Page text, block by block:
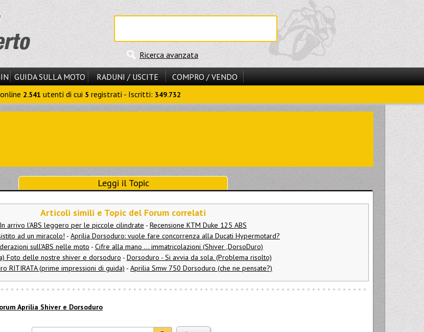
Ricerca avanzata
GUIDA SULLA MOTO RADUNI / USCITE
COMPRO / VENDO
2.541 utenti di cui 5 registrati - Iscritti: 349.732
Leggi il Topic
Articoli simili e Topic del Forum correlati
In arrivo l'ABS leggero per le piccole cilindrate - Recensione KTM Duke 125 ABS
ad un miracolo! - Aprilia Dorsoduro: vuole fare concorrenza alla Ducati Hypermotard?
sull'ABS nelle moto - Cifre alla mano ... immatricolazioni (Shiver ,DorsoDuro)
Foto delle nostre shiver e dorsoduro - Dorsoduro - Si avvia da sola. (Problema risolto)
RITIRATA (prime impressioni di guida) - Aprilia Smw 750 Dorsoduro (che ne pensate?)
Aprilia Shiver e Dorsoduro